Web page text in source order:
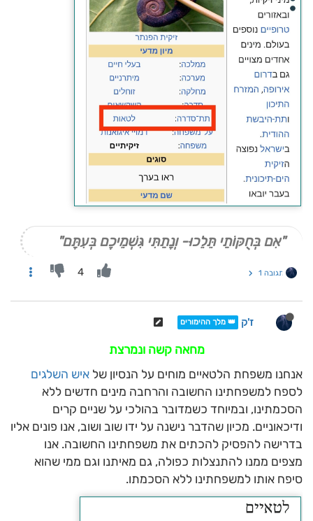
"אִם בְּחֻקּוֹתַי תֵּלֵכוּ- וְנָתַתִּי גִּשְׁמֵיכֶם בְּעִתָּם"
תגובה 1 4
ז'ק 👑 מלך ההימורים
מחאה קשה ונמרצת
אנחנו משפחת הלטאיים מוחים על הנסיון של איש השלגים
לספח למשפחתינו החשובה והרחבה מינים חדשים ללא
הסכמתינו, ובמיוחד כשמדובר בהולכי על שניים קרים
ודיכאוניים. מכיון שהדבר נישנה על ידו שוב ושוב, אנו פונים אליו
בדרישה להפסיק להכתים את משפחתינו החשובה. אנו
מצפים ממנו להתנצלות כפולה, גם מאיתנו וגם ממי שהוא
סיפח אותו למשפחתינו ללא הסכמתו.